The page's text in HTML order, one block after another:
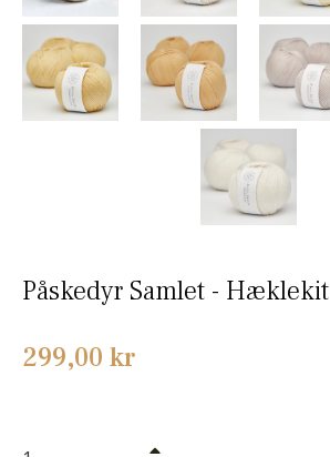
Påskedyr Samlet - Hæklekit
Normalpris
299,00 kr